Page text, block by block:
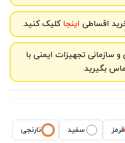
اقساطی اینجاکلیک کنید.
سازمانی تجهیزات ایمنی با
بگیرید.
قرمز سفید نارنجی